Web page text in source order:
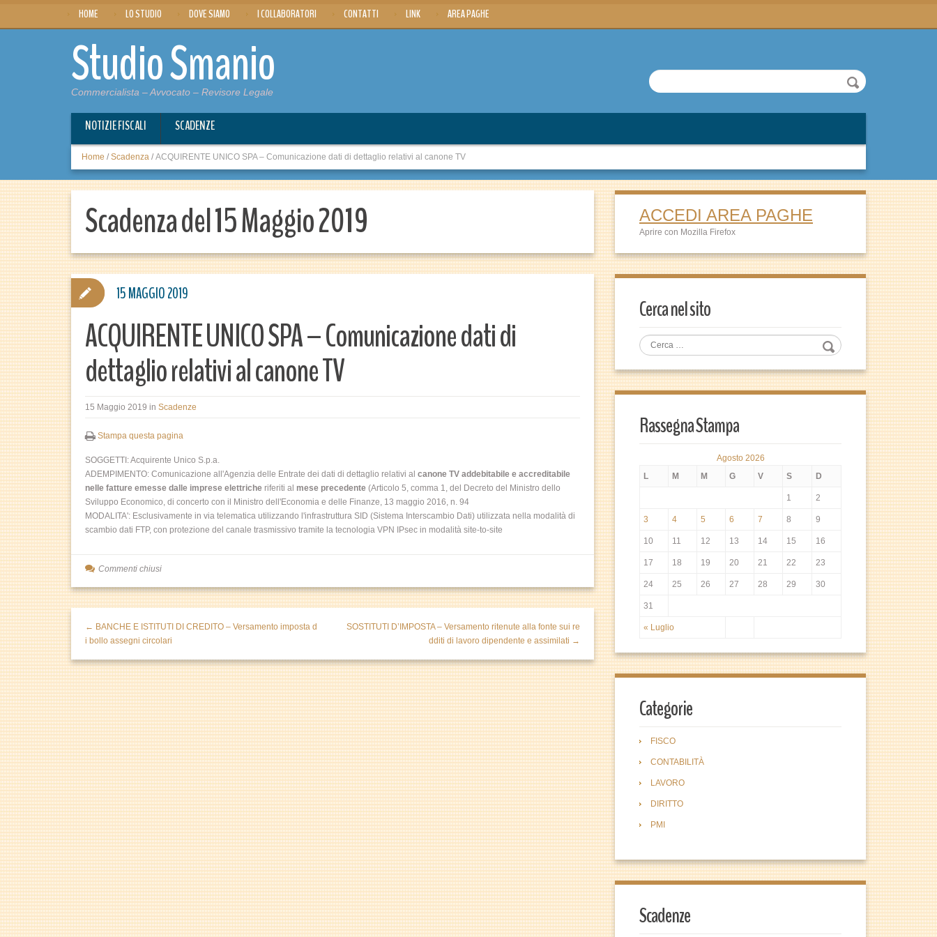
HOME LO STUDIO DOVE SIAMO I COLLABORATORI CONTATTI LINK AREA PAGHE
Studio Smanio
Commercialista – Avvocato – Revisore Legale
NOTIZIE FISCALI SCADENZE
Home / Scadenza / ACQUIRENTE UNICO SPA – Comunicazione dati di dettaglio relativi al canone TV
Scadenza del 15 Maggio 2019
ACQUIRENTE UNICO SPA – Comunicazione dati di
dettaglio relativi al canone TV
15 Maggio 2019 in Scadenze
Stampa questa pagina
SOGGETTI:Acquirente Unico S.p.a.
ADEMPIMENTO: Comunicazione all'Agenzia delle Entrate dei dati di dettaglio relativi al canone TV addebitabile e accreditabile
nelle fatture emesse dalle imprese elettriche riferiti al mese precedente (Articolo 5, comma 1, del Decreto del Ministro dello
Sviluppo Economico, di concerto con il Ministro dell'Economia e delle Finanze, 13 maggio 2016, n. 94
MODALITA': Esclusivamente in via telematica utilizzando l'infrastruttura SID (Sistema Interscambio Dati) utilizzata nella modalità di
scambio dati FTP, con protezione del canale trasmissivo tramite la tecnologia VPN IPsec in modalità site-to-site
15 MAGGIO 2019
Commenti chiusi
← BANCHE E ISTITUTI DI CREDITO – Versamento imposta d
i bollo assegni circolari
SOSTITUTI D’IMPOSTA – Versamento ritenute alla fonte sui re
dditi di lavoro dipendente e assimilati →
ACCEDI AREA PAGHE
Aprire con Mozilla Firefox
Cerca nel sito
Rassegna Stampa
Agosto 2026
L
M M G V S D
« Luglio
1 2
3 4 5 6 7 8 9
10 11 12 13 14 15 16
17 18 19 20 21 22 23
24 25 26 27 28 29 30
31
Categorie
FISCO
CONTABILITÀ
LAVORO
DIRITTO
PMI
Scadenze